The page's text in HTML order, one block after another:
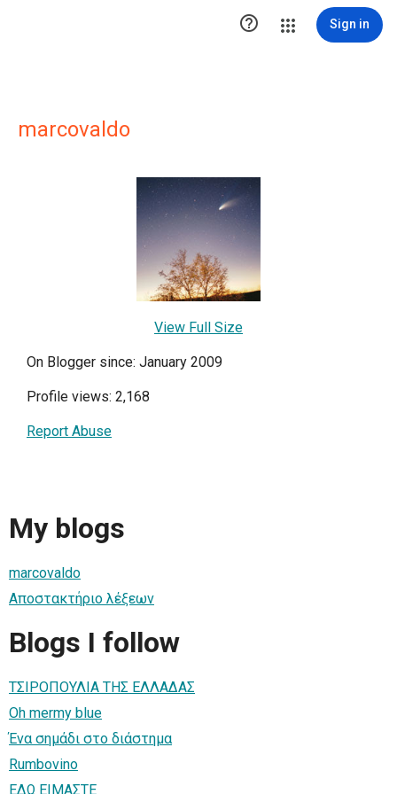
 Sign in
marcovaldo
View Full Size
On Blogger since: January 2009
Profile views: 2,168
Report Abuse
My blogs
marcovaldo
Αποστακτήριο λέξεων
Blogs I follow
ΤΣΙΡΟΠΟΥΛΙΑ ΤΗΣ ΕΛΛΑΔΑΣ
Oh mermy blue
Ένα σημάδι στο διάστημα
Rumbovino
ΕΔΩ ΕΙΜΑΣΤΕ